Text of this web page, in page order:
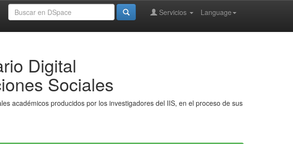
Language
Servicios
Digital
Sociales
académicos producidos por los investigadores del IIS, en el proceso de sus